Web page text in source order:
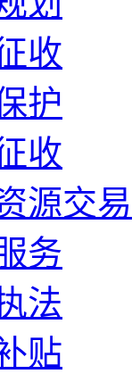
收
护
收
源交易
务
法
贴